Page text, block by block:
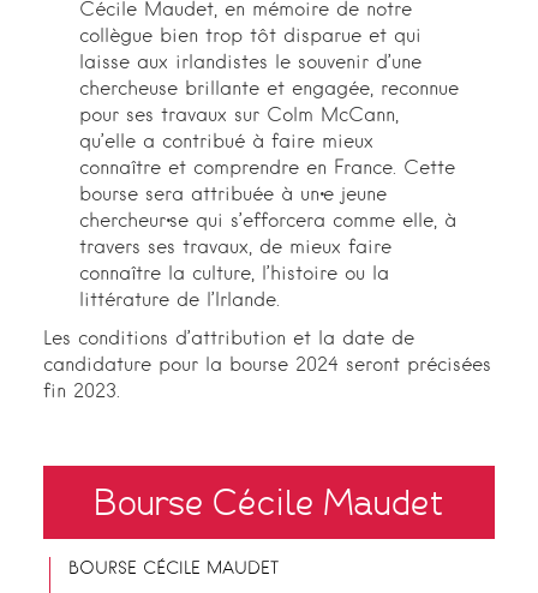
Cécile Maudet, en mémoire de notre
collègue bien trop tôt disparue et qui
laisse aux irlandistes le souvenir d’une
chercheuse brillante et engagée, reconnue
pour ses travaux sur Colm McCann,
qu’elle a contribué à faire mieux
connaître et comprendre en France. Cette
bourse sera attribuée à un·e jeune
chercheur·se qui s’efforcera comme elle, à
travers ses travaux, de mieux faire
connaître la culture, l’histoire ou la
littérature de l’Irlande.
Les conditions d’attribution et la date de
candidature pour la bourse 2024 seront précisées
fin 2023.
Bourse Cécile Maudet
BOURSE CÉCILE MAUDET